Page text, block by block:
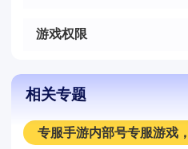
游戏权限
相关专题
专服手游内部号专服游戏